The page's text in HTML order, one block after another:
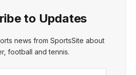
to Updates
news from SportsSite about
football and tennis.